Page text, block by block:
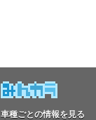
車種ごとの情報を見る